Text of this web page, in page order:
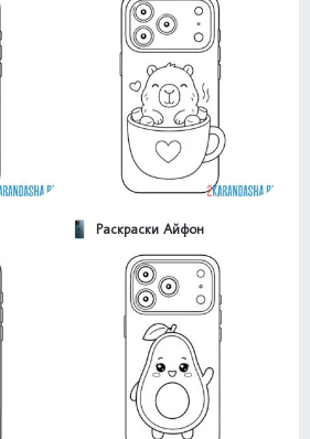
Раскраски Айфон